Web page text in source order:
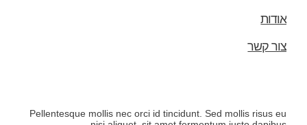
אודות
צור קשר
Pellentesque mollis nec orci id tincidunt. Sed mollis risus eu